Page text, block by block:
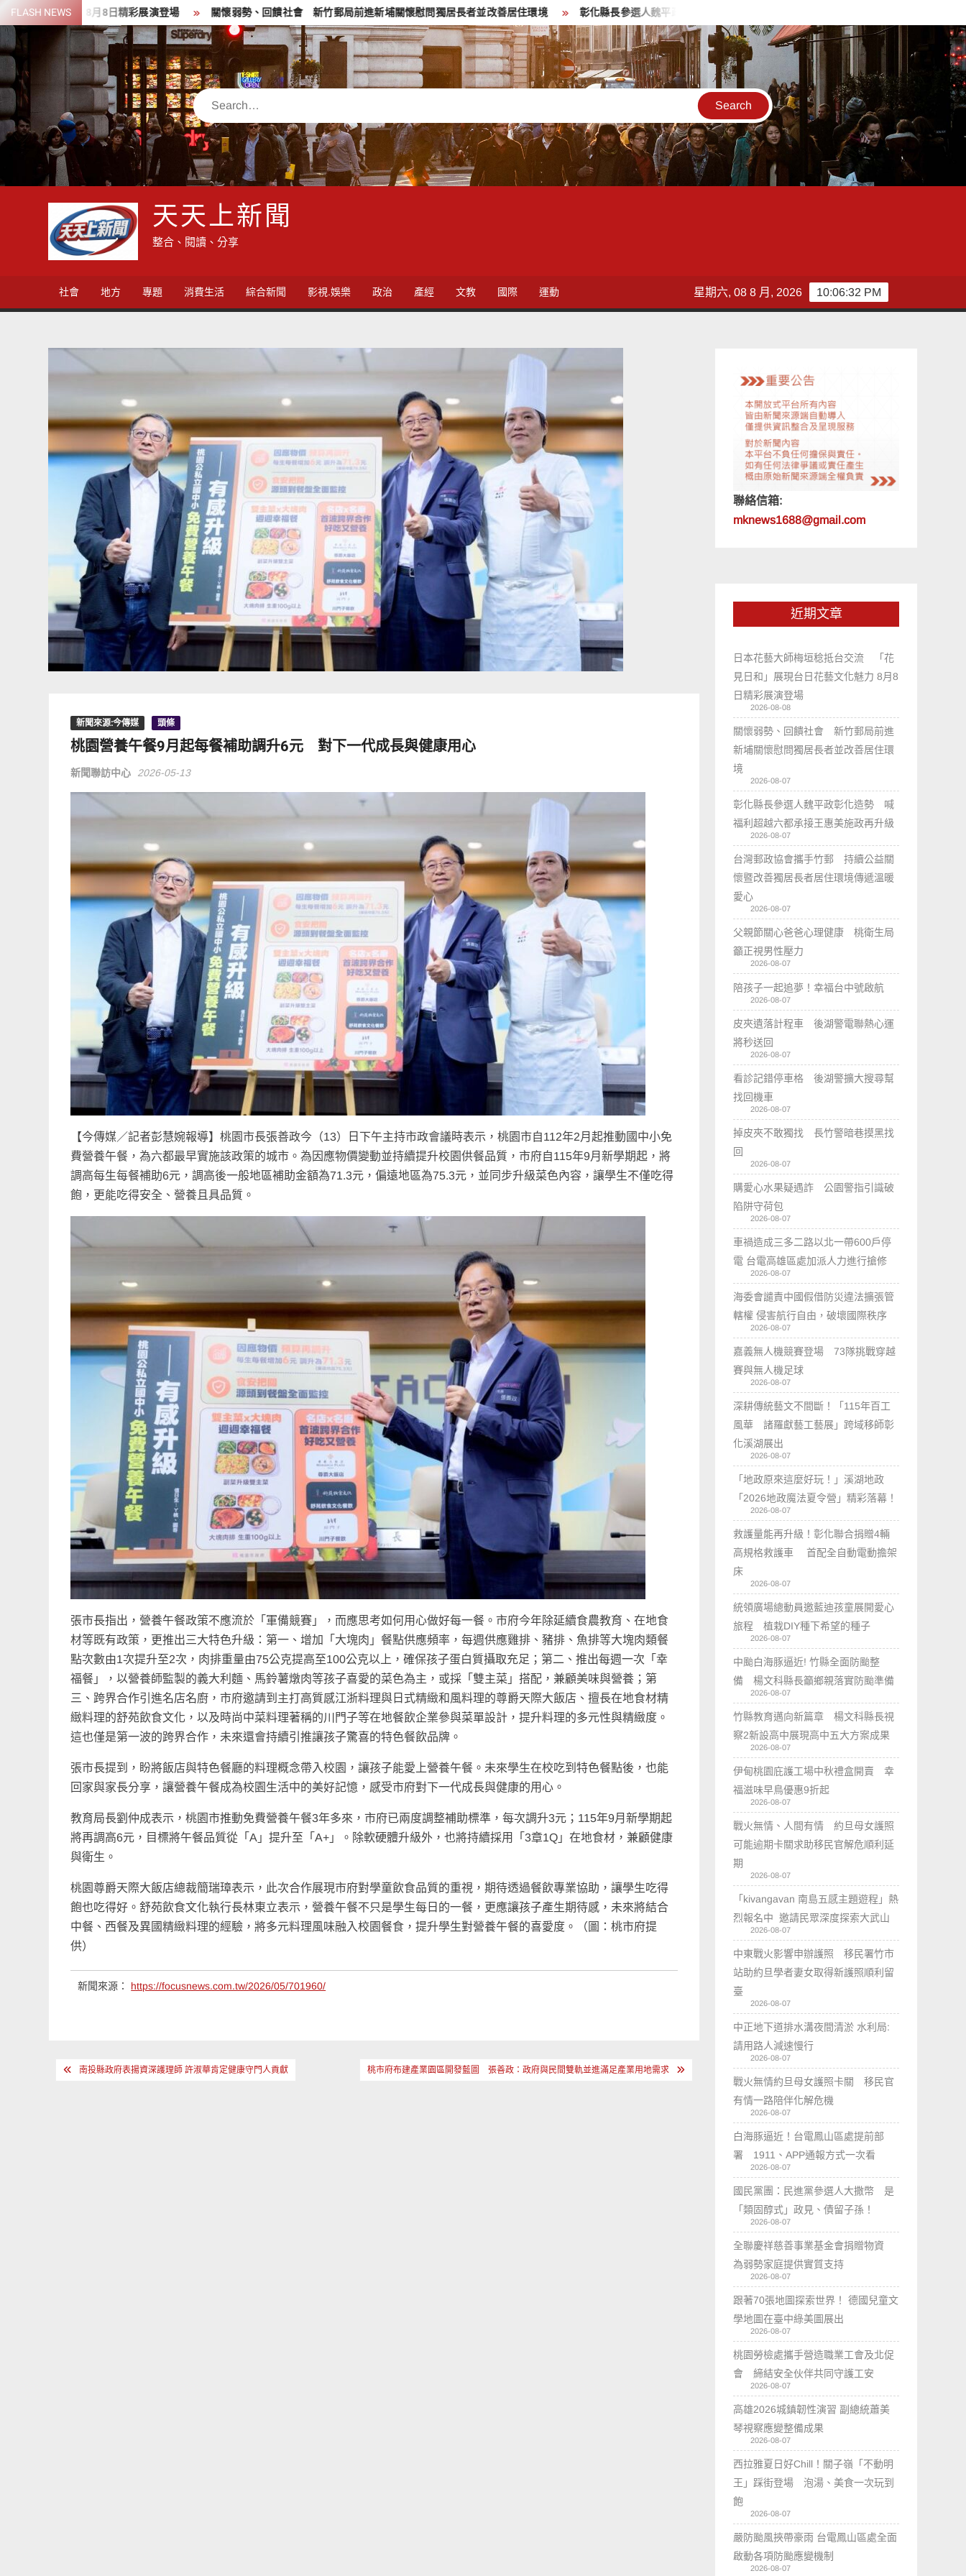
Skip
to
content
FLASH NEWS
8月8日精彩展演登場 關懷弱勢、回饋社會 新竹郵局前進新埔關懷慰問獨居長者並改善居住環境 彰化縣長參選人魏平政彰化造勢 喊福利超越六都承接王惠美施政再升級
Search
天天上新聞
整合、閱讀、分享
社會 地方 專題 消費生活 綜合新聞 影視.娛樂 政治 產經 文教 國際 運動 10:06:34 PM
星期六, 08 8 月, 2026
新聞來源:今傳媒 頭條
桃園營養午餐9月起每餐補助調升6元 對下一代成長與健康用心
新聞聯訪中心 2026-05-13
【今傳媒／記者彭慧婉報導】桃園市長張善政今（13）日下午主持市政會議時表示，桃園市自112年2月起推動國中小免
費營養午餐，為六都最早實施該政策的城市。為因應物價變動並持續提升校園供餐品質，市府自115年9月新學期起，將
調高每生每餐補助6元，調高後一般地區補助金額為71.3元，偏遠地區為75.3元，並同步升級菜色內容，讓學生不僅吃得
飽，更能吃得安全、營養且具品質。
張市長指出，營養午餐政策不應流於「軍備競賽」，而應思考如何用心做好每一餐。市府今年除延續食農教育、在地食
材等既有政策，更推出三大特色升級：第一、增加「大塊肉」餐點供應頻率，每週供應雞排、豬排、魚排等大塊肉類餐
點次數由1次提升至2次，肉排重量由75公克提高至100公克以上，確保孩子蛋白質攝取充足；第二、推出每週一次「幸
福餐」，以營養師監製的義大利麵、馬鈴薯燉肉等孩子喜愛的菜色為主，或採「雙主菜」搭配，兼顧美味與營養；第
三、跨界合作引進名店名廚，市府邀請到主打高質感江浙料理與日式精緻和風料理的尊爵天際大飯店、擅長在地食材精
緻料理的舒苑飲食文化，以及時尚中菜料理著稱的川門子等在地餐飲企業參與菜單設計，提升料理的多元性與精緻度。
這也僅是第一波的跨界合作，未來還會持續引推讓孩子驚喜的特色餐飲品牌。
張市長提到，盼將飯店與特色餐廳的料理概念帶入校園，讓孩子能愛上營養午餐。未來學生在校吃到特色餐點後，也能
回家與家長分享，讓營養午餐成為校園生活中的美好記憶，感受市府對下一代成長與健康的用心。
教育局長劉仲成表示，桃園市推動免費營養午餐3年多來，市府已兩度調整補助標準，每次調升3元；115年9月新學期起
將再調高6元，目標將午餐品質從「A」提升至「A+」。除軟硬體升級外，也將持續採用「3章1Q」在地食材，兼顧健康
與衛生。
桃園尊爵天際大飯店總裁簡瑞璋表示，此次合作展現市府對學童飲食品質的重視，期待透過餐飲專業協助，讓學生吃得
飽也吃得好。舒苑飲食文化執行長林東立表示，營養午餐不只是學生每日的一餐，更應讓孩子產生期待感，未來將結合
中餐、西餐及異國精緻料理的經驗，將多元料理風味融入校園餐食，提升學生對營養午餐的喜愛度。（圖：桃市府提
供）
新聞來源： https://focusnews.com.tw/2026/05/701960/
文 南投縣政府表揚資深護理師 許淑華肯定健康守門人貢獻 桃市府布建產業園區開發藍圖 張善政：政府與民間雙軌並進滿足產業用地需求
聯絡信箱:
mknews1688@gmail.com
近期文章
日本花藝大師梅垣稔抵台交流 「花
見日和」展現台日花藝文化魅力 8月8
日精彩展演登場
2026-08-08
關懷弱勢、回饋社會 新竹郵局前進
新埔關懷慰問獨居長者並改善居住環
境
2026-08-07
彰化縣長參選人魏平政彰化造勢 喊
福利超越六都承接王惠美施政再升級
2026-08-07
台灣郵政協會攜手竹郵 持續公益關
懷暨改善獨居長者居住環境傳遞溫暖
愛心
2026-08-07
父親節關心爸爸心理健康 桃衛生局
籲正視男性壓力
2026-08-07
陪孩子一起追夢！幸福台中號啟航
2026-08-07
皮夾遺落計程車 後湖警電聯熱心運
將秒送回
2026-08-07
看診記錯停車格 後湖警擴大搜尋幫
找回機車
2026-08-07
掉皮夾不敢獨找 長竹警暗巷摸黑找
回
2026-08-07
購愛心水果疑遇詐 公園警指引識破
陷阱守荷包
2026-08-07
車禍造成三多二路以北一帶600戶停
電 台電高雄區處加派人力進行搶修
2026-08-07
海委會譴責中國假借防災違法擴張管
轄權 侵害航行自由，破壞國際秩序
2026-08-07
嘉義無人機競賽登場 73隊挑戰穿越
賽與無人機足球
2026-08-07
深耕傳統藝文不間斷！「115年百工
風華 諸羅獻藝工藝展」跨域移師彰
化溪湖展出
2026-08-07
「地政原來這麼好玩！」溪湖地政
「2026地政魔法夏令營」精彩落幕！
2026-08-07
救護量能再升級！彰化聯合捐贈4輛
高規格救護車 首配全自動電動擔架
床
2026-08-07
統領廣場總動員邀藍迪孩童展開愛心
旅程 植栽DIY種下希望的種子
2026-08-07
中颱白海豚逼近! 竹縣全面防颱整
備 楊文科縣長籲鄉親落實防颱準備
2026-08-07
竹縣教育邁向新篇章 楊文科縣長視
察2新設高中展現高中五大方案成果
2026-08-07
伊甸桃園庇護工場中秋禮盒開賣 幸
福滋味早鳥優惠9折起
2026-08-07
戰火無情、人間有情 約旦母女護照
可能逾期卡關求助移民官解危順利延
期
2026-08-07
「kivangavan 南島五感主題遊程」熱
烈報名中 邀請民眾深度探索大武山
2026-08-07
中東戰火影響申辦護照 移民署竹市
站助約旦學者妻女取得新護照順利留
臺
2026-08-07
中正地下道排水溝夜間清淤 水利局:
請用路人減速慢行
2026-08-07
戰火無情約旦母女護照卡關 移民官
有情一路陪伴化解危機
2026-08-07
白海豚逼近！台電鳳山區處提前部
署 1911、APP通報方式一次看
2026-08-07
國民黨團：民進黨參選人大撒幣 是
「類固醇式」政見、債留子孫！
2026-08-07
全聯慶祥慈善事業基金會捐贈物資
為弱勢家庭提供實質支持
2026-08-07
跟著70張地圖探索世界！ 德國兒童文
學地圖在臺中綠美圖展出
2026-08-07
桃園勞檢處攜手營造職業工會及北促
會 締結安全伙伴共同守護工安
2026-08-07
高雄2026城鎮韌性演習 副總統蕭美
琴視察應變整備成果
2026-08-07
西拉雅夏日好Chill！關子嶺「不動明
王」踩街登場 泡湯、美食一次玩到
飽
2026-08-07
嚴防颱風挾帶豪雨 台電鳳山區處全面
啟動各項防颱應變機制
2026-08-07